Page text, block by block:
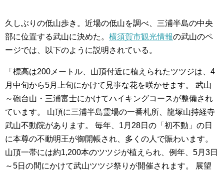
久しぶりの低山歩き。近場の低山を調べ、三浦半島の中央
部に位置する武山に決めた。 横須賀市観光情報の武山のペ
ージでは、以下のように説明されている。
「標高は200メートル、山頂付近に植えられたツツジは、4
月中旬から5月上旬にかけて見事な花を咲かせます。 武山
～砲台山・三浦富士にかけてハイキングコースが整備され
ています。 山頂に三浦半島霊場の一番札所、龍塚山持経寺
武山不動院があります。 毎年、1月28日の「初不動」の日
に本尊の不動明王が御開帳され、多くの人で賑わいます。
山頂一帯には約1,200本のツツジが植えられ、例年、5月3日
～5日の間にかけて武山ツツジ祭りが開催されます。 展望